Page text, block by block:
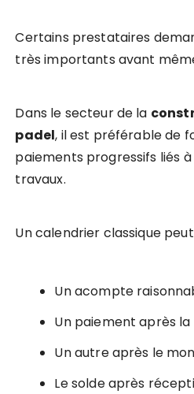
Certains prestataires
très importants avant
Dans le secteur de la
padel, il est préférable de
paiements progressifs liés
travaux.
Un calendrier classique
Un acompte
Un paiement après la
Un autre après le
Le solde après